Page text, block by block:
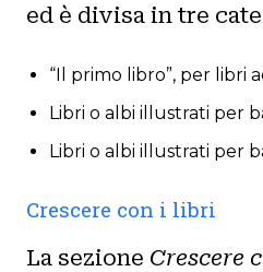
ed è divisa in tre
“Il primo libro”, per libri
Libri o albi illustrati per
Libri o albi illustrati per
Crescere con i libri
La sezione Crescere